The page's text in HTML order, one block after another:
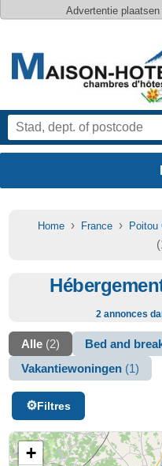
Advertentie plaatsen
Home › France › Poitou
2 annonces
Alle (2) Bed and
Vakantiewoningen (1)
Filtres
+